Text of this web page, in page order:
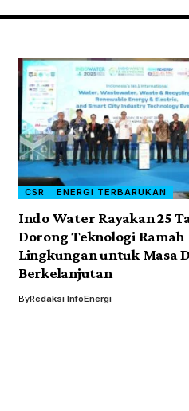
CSR ENERGI TERBARUKAN
Indo Water Rayakan 25
Dorong Teknologi Ramah
Lingkungan untuk Masa
Berkelanjutan
ByRedaksi InfoEnergi